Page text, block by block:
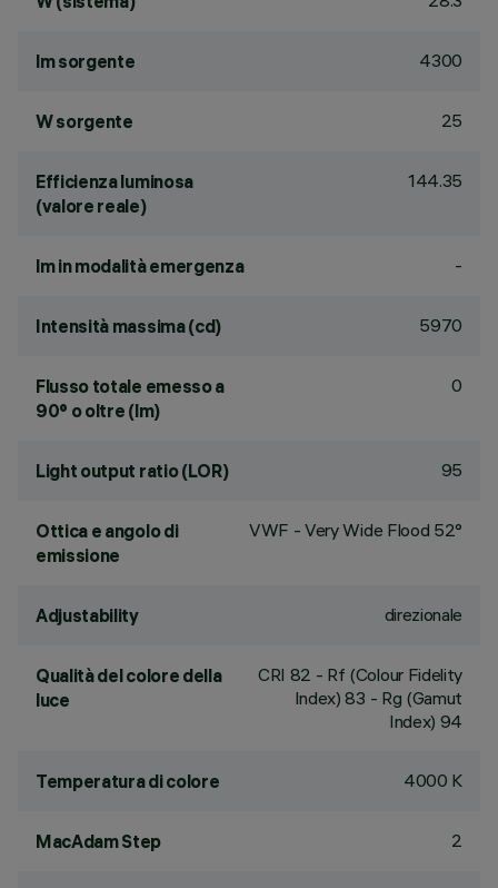
lm sorgente 4300
W sorgente 25
Efficienza luminosa
(valore reale)
144.35
lm in modalità emergenza -
Intensità massima (cd) 5970
Flusso totale emesso a
90° o oltre (lm)
0
Light output ratio (LOR) 95
Ottica e angolo di
emissione
VWF - Very Wide Flood 52°
Adjustability direzionale
Qualità del colore della
luce
CRI 82 - Rf (Colour Fidelity
Index) 83 - Rg (Gamut
Index) 94
Temperatura di colore 4000 K
MacAdam Step 2